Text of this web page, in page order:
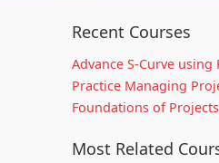
Recent Courses
Advance S-Curve using
Practice Managing
Foundations of
Most Related